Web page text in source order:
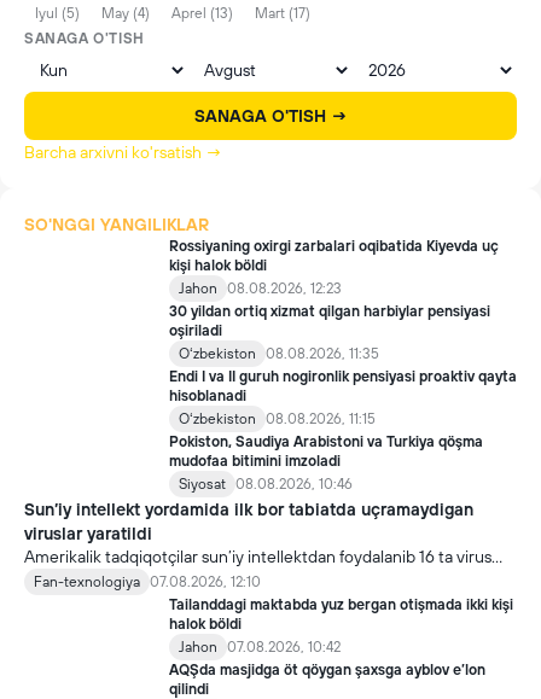
Iyul (5)
May (4) Aprel (13)
Mart (17)
SANAGA O'TISH
SANAGA O'TISH →
Barcha arxivni ko'rsatish →
SO'NGGI YANGILIKLAR
Rossiyaning oxirgi zarbalari oqibatida Kiyevda uç
kişi halok böldi
Jahon
08.08.2026, 12:23
30 yildan ortiq xizmat qilgan harbiylar pensiyasi
oşiriladi
Oʻzbekiston
08.08.2026, 11:35
Endi I va II guruh nogironlik pensiyasi proaktiv qayta
hisoblanadi
Oʻzbekiston
08.08.2026, 11:15
Pokiston, Saudiya Arabistoni va Turkiya qöşma
mudofaa bitimini imzoladi
Siyosat 08.08.2026, 10:46
Sun’iy intellekt yordamida ilk bor tabiatda uçramaydigan
viruslar yaratildi
Amerikalik tadqiqotçilar sun’iy intellektdan foydalanib 16 ta virus
yaratdi. Bu kaşfiyot yangi yutuqlarga umid uyğotiş bilan birga,
undan notöğri maqsadda foydalaniliş borasidagi xavotirlarni ham
Fan-texnologiya 07.08.2026, 12:10
Tailanddagi maktabda yuz bergan otişmada ikki kişi
halok böldi
Jahon
07.08.2026, 10:42
AQŞda masjidga öt qöygan şaxsga ayblov e’lon
qilindi